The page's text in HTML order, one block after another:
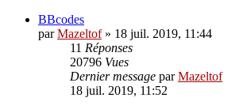
BBcodes
parMazeltof» 18 juil. 2019, 11:44
11 Réponses
20796 Vues
Dernier message parMazeltof
18 juil. 2019, 11:52